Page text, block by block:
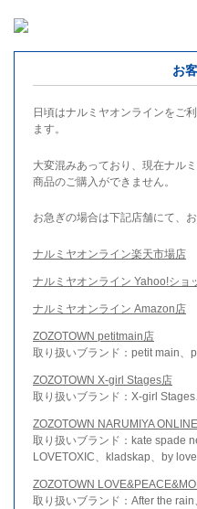
お
日頃はナルミヤオンラインをご
ます。
大変混みあっており、現在ナル
商品のご購入ができません。
お急ぎの場合は下記店舗にて、
ナルミヤオンライン楽天市場店
ナルミヤオンライン Yahoo!ショ
ナルミヤオンライン Amazon店
ZOZOTOWN petitmain店
取り扱いブランド：petit main、
ZOZOTOWN X-girl Stages店
取り扱いブランド：X-girl
ZOZOTOWN NARUMIYA
取り扱いブランド：kate spade
LOVETOXIC、kladskap、by
ZOZOTOWN
取り扱いブランド：After the rain